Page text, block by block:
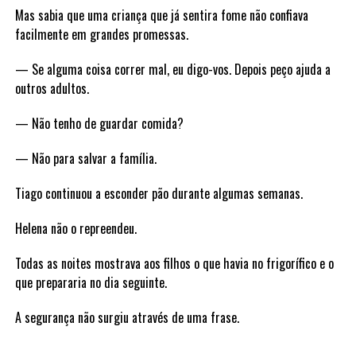
Mas sabia que uma criança que já sentira fome não confiava
facilmente em grandes promessas.
— Se alguma coisa correr mal, eu digo-vos. Depois peço ajuda a
outros adultos.
— Não tenho de guardar comida?
— Não para salvar a família.
Tiago continuou a esconder pão durante algumas semanas.
Helena não o repreendeu.
Todas as noites mostrava aos filhos o que havia no frigorífico e o
que prepararia no dia seguinte.
A segurança não surgiu através de uma frase.